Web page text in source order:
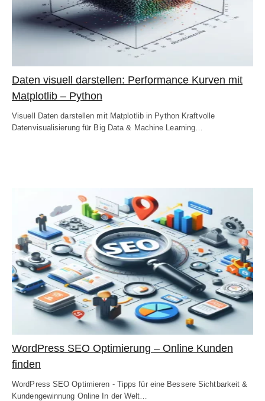
Daten visuell darstellen: Performance Kurven mit
Matplotlib – Python
Visuell Daten darstellen mit Matplotlib in Python Kraftvolle
Datenvisualisierung für Big Data & Machine Learning…
WordPress SEO Optimierung – Online Kunden
finden
WordPress SEO Optimieren - Tipps für eine Bessere Sichtbarkeit &
Kundengewinnung Online In der Welt…